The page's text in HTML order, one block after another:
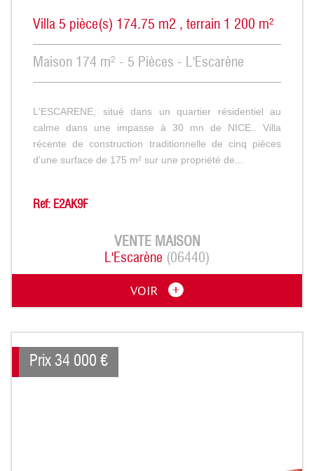
Villa 5 pièce(s) 174.75 m2 , terrain 1 200 m²
Maison 174 m² - 5 Pièces - L'Escarène
L'ESCARENE, situé dans un quartier résidentiel au
calme dans une impasse à 30 mn de NICE.. Villa
récente de construction traditionnelle de cinq pièces
d'une surface de 175 m² sur une propriété de...
Ref: E2AK9F
VENTE MAISON
L'Escarène (06440)
VOIR
Prix 34 000 €